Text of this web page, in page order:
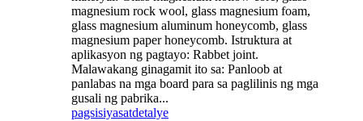
magnesium rock wool, glass magnesium foam,
glass magnesium aluminum honeycomb, glass
magnesium paper honeycomb. Istruktura at
aplikasyon ng pagtayo: Rabbet joint.
Malawakang ginagamit ito sa: Panloob at
panlabas na mga board para sa paglilinis ng mga
gusali ng pabrika...
pagsisiyasatdetalye